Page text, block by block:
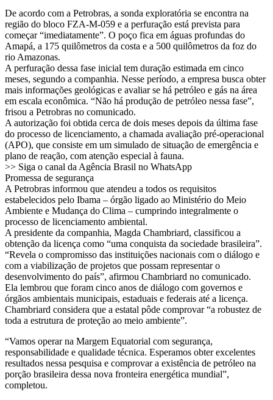
De acordo com a Petrobras, a sonda exploratória se encontra na
região do bloco FZA-M-059 e a perfuração está prevista para
começar “imediatamente”. O poço fica em águas profundas do
Amapá, a 175 quilômetros da costa e a 500 quilômetros da foz do
rio Amazonas.
A perfuração dessa fase inicial tem duração estimada em cinco
meses, segundo a companhia. Nesse período, a empresa busca obter
mais informações geológicas e avaliar se há petróleo e gás na área
em escala econômica. “Não há produção de petróleo nessa fase”,
frisou a Petrobras no comunicado.
A autorização foi obtida cerca de dois meses depois da última fase
do processo de licenciamento, a chamada avaliação pré-operacional
(APO), que consiste em um simulado de situação de emergência e
plano de reação, com atenção especial à fauna.
>> Siga o canal da Agência Brasil no WhatsApp
Promessa de segurança
A Petrobras informou que atendeu a todos os requisitos
estabelecidos pelo Ibama – órgão ligado ao Ministério do Meio
Ambiente e Mudança do Clima – cumprindo integralmente o
processo de licenciamento ambiental.
A presidente da companhia, Magda Chambriard, classificou a
obtenção da licença como “uma conquista da sociedade brasileira”.
“Revela o compromisso das instituições nacionais com o diálogo e
com a viabilização de projetos que possam representar o
desenvolvimento do país”, afirmou Chambriard no comunicado.
Ela lembrou que foram cinco anos de diálogo com governos e
órgãos ambientais municipais, estaduais e federais até a licença.
Chambriard considera que a estatal pôde comprovar “a robustez de
toda a estrutura de proteção ao meio ambiente”.
“Vamos operar na Margem Equatorial com segurança,
responsabilidade e qualidade técnica. Esperamos obter excelentes
resultados nessa pesquisa e comprovar a existência de petróleo na
porção brasileira dessa nova fronteira energética mundial”,
completou.